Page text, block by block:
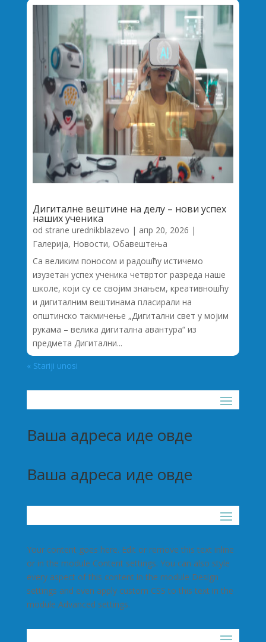
Дигиталне вештине на делу – нови успех
наших ученика
od strane urednikblazevo | апр 20, 2026 |
Галерија, Новости, Обавештења
Са великим поносом и радошћу истичемо
изузетан успех ученика четвртог разреда наше
школе, који су се својим знањем, креативношћу
и дигиталним вештинама пласирали на
општинско такмичење „Дигитални свет у мојим
рукама – велика дигитална авантура“ из
предмета Дигитални...
« Stariji unosi
Ваша адреса иде овде
Ваша адреса иде овде
Your content goes here. Edit or remove this text inline
or in the module Content settings. You can also style
every aspect of this content in the module Design
settings and even apply custom CSS to this text in the
module Advanced settings.